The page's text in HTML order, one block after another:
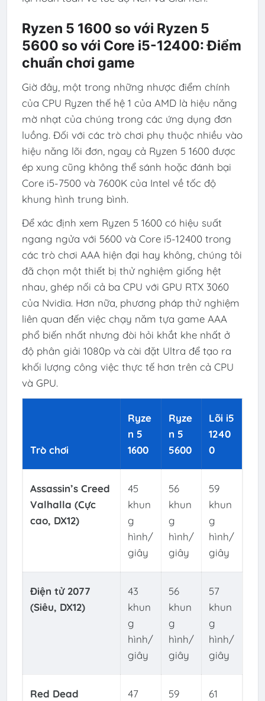
Ryzen 5 1600 so với Ryzen 5
5600 so với Core i5-12400: Điểm
chuẩn chơi game
Giờ đây, một trong những nhược điểm chính
của CPU Ryzen thế hệ 1 của AMD là hiệu năng
mờ nhạt của chúng trong các ứng dụng đơn
luồng. Đối với các trò chơi phụ thuộc nhiều vào
hiệu năng lõi đơn, ngay cả Ryzen 5 1600 được
ép xung cũng không thể sánh hoặc đánh bại
Core i5-7500 và 7600K của Intel về tốc độ
khung hình trung bình.
Để xác định xem Ryzen 5 1600 có hiệu suất
ngang ngửa với 5600 và Core i5-12400 trong
các trò chơi AAA hiện đại hay không, chúng tôi
đã chọn một thiết bị thử nghiệm giống hệt
nhau, ghép nối cả ba CPU với GPU RTX 3060
của Nvidia. Hơn nữa, phương pháp thử nghiệm
liên quan đến việc chạy năm tựa game AAA
phổ biến nhất nhưng đòi hỏi khắt khe nhất ở
độ phân giải 1080p và cài đặt Ultra để tạo ra
khối lượng công việc thực tế hơn trên cả CPU
và GPU.
Trò chơi
Ryze
n 5
1600
Ryze
n 5
5600
Lõi i5
1240
0
Assassin’s Creed
Valhalla (Cực
cao, DX12)
45
khun
g
hình/
giây
56
khun
g
hình/
giây
59
khun
g
hình/
giây
Điện tử 2077
(Siêu, DX12)
43
khun
g
hình/
giây
56
khun
g
hình/
giây
57
khun
g
hình/
giây
Red Dead
47
59
61